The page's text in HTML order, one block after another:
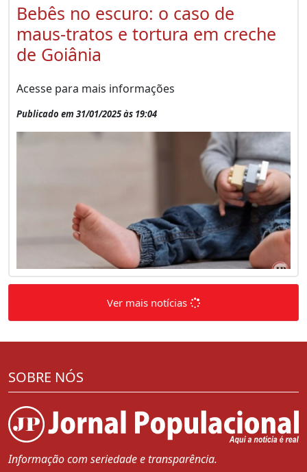
Bebês no escuro: o caso de
maus-tratos e tortura em creche
de Goiânia
Acesse para mais informações
Publicado em 31/01/2025 às 19:04
Ver mais notícias
SOBRE NÓS
Informação com seriedade e transparência.